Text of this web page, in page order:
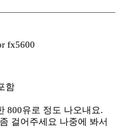
fx5600
함
800유로 정도 나오내요.
걸어주세요 나중에 봐서